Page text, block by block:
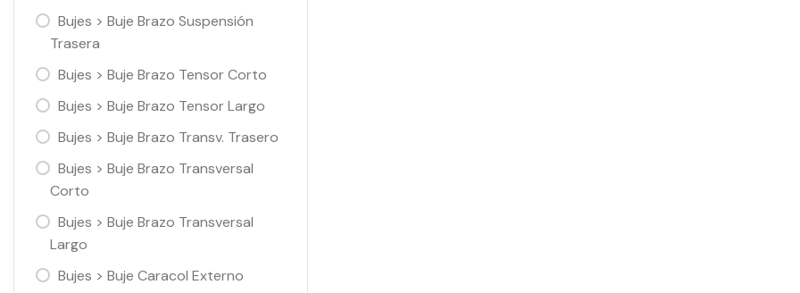
Bujes > Buje Brazo Suspensión
Trasera
Bujes > Buje Brazo Tensor Corto
Bujes > Buje Brazo Tensor Largo
Bujes > Buje Brazo Transv. Trasero
Bujes > Buje Brazo Transversal
Corto
Bujes > Buje Brazo Transversal
Largo
Bujes > Buje Caracol Externo